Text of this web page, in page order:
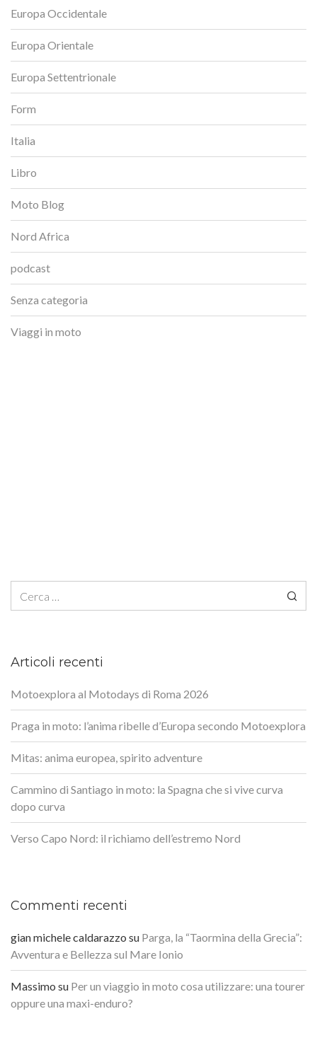
Europa Occidentale
Europa Orientale
Europa Settentrionale
Form
Italia
Libro
Moto Blog
Nord Africa
podcast
Senza categoria
Viaggi in moto
Articoli recenti
Motoexplora al Motodays di Roma 2026
Praga in moto: l’anima ribelle d’Europa secondo Motoexplora
Mitas: anima europea, spirito adventure
Cammino di Santiago in moto: la Spagna che si vive curva
dopo curva
Verso Capo Nord: il richiamo dell’estremo Nord
Commenti recenti
gian michele caldarazzo su Parga, la “Taormina della Grecia”:
Avventura e Bellezza sul Mare Ionio
Massimo su Per un viaggio in moto cosa utilizzare: una tourer
oppure una maxi-enduro?